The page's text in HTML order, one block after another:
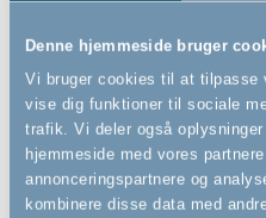
Denne hjemmeside bruger
Vi bruger cookies til at tilpasse
vise dig funktioner til sociale
trafik. Vi deler også
hjemmeside med vores
annonceringspartnere og
kombinere disse data med
249,00 DKK